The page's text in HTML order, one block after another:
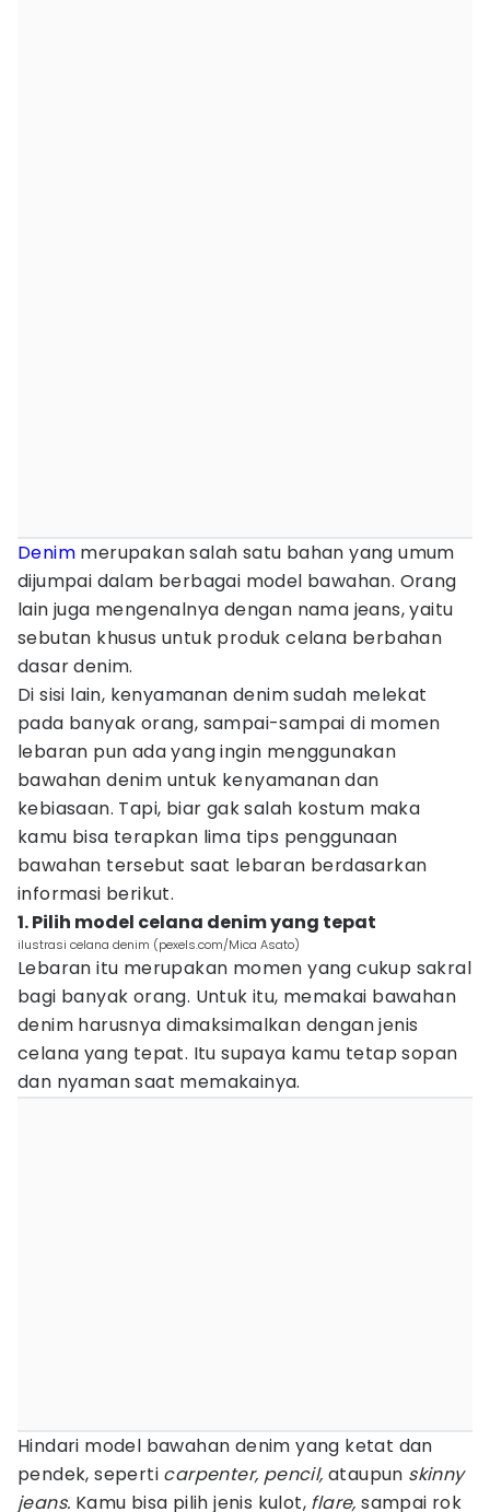
Denim merupakan salah satu bahan yang umum
dijumpai dalam berbagai model bawahan. Orang
lain juga mengenalnya dengan nama jeans, yaitu
sebutan khusus untuk produk celana berbahan
dasar denim.
Di sisi lain, kenyamanan denim sudah melekat
pada banyak orang, sampai-sampai di momen
lebaran pun ada yang ingin menggunakan
bawahan denim untuk kenyamanan dan
kebiasaan. Tapi, biar gak salah kostum maka
kamu bisa terapkan lima tips penggunaan
bawahan tersebut saat lebaran berdasarkan
informasi berikut.
1. Pilih model celana denim yang tepat
ilustrasi celana denim (pexels.com/Mica Asato)
Lebaran itu merupakan momen yang cukup sakral
bagi banyak orang. Untuk itu, memakai bawahan
denim harusnya dimaksimalkan dengan jenis
celana yang tepat. Itu supaya kamu tetap sopan
dan nyaman saat memakainya.
Hindari model bawahan denim yang ketat dan
pendek, seperti carpenter, pencil, ataupun skinny
jeans. Kamu bisa pilih jenis kulot, flare, sampai rok